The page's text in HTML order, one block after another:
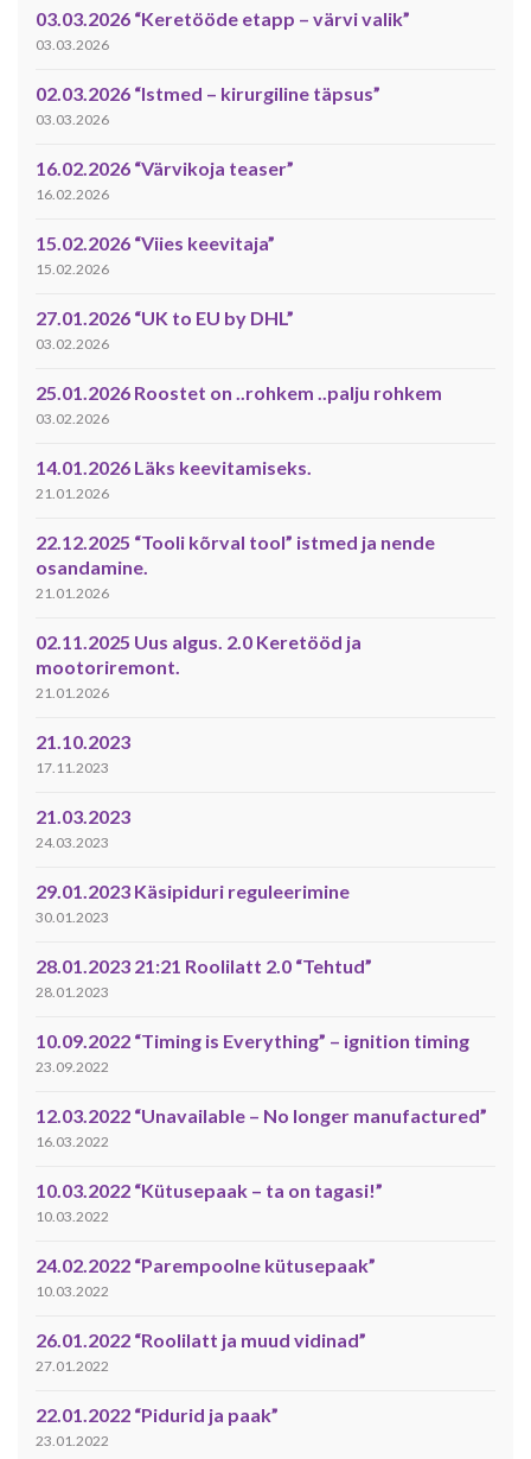
03.03.2026 “Keretööde etapp – värvi valik”
03.03.2026
02.03.2026 “Istmed – kirurgiline täpsus”
03.03.2026
16.02.2026 “Värvikoja teaser”
16.02.2026
15.02.2026 “Viies keevitaja”
15.02.2026
27.01.2026 “UK to EU by DHL”
03.02.2026
25.01.2026 Roostet on ..rohkem ..palju rohkem
03.02.2026
14.01.2026 Läks keevitamiseks.
21.01.2026
22.12.2025 “Tooli kõrval tool” istmed ja nende
osandamine.
21.01.2026
02.11.2025 Uus algus. 2.0 Keretööd ja
mootoriremont.
21.01.2026
21.10.2023
17.11.2023
21.03.2023
24.03.2023
29.01.2023 Käsipiduri reguleerimine
30.01.2023
28.01.2023 21:21 Roolilatt 2.0 “Tehtud”
28.01.2023
10.09.2022 “Timing is Everything” – ignition timing
23.09.2022
12.03.2022 “Unavailable – No longer manufactured”
16.03.2022
10.03.2022 “Kütusepaak – ta on tagasi!”
10.03.2022
24.02.2022 “Parempoolne kütusepaak”
10.03.2022
26.01.2022 “Roolilatt ja muud vidinad”
27.01.2022
22.01.2022 “Pidurid ja paak”
23.01.2022